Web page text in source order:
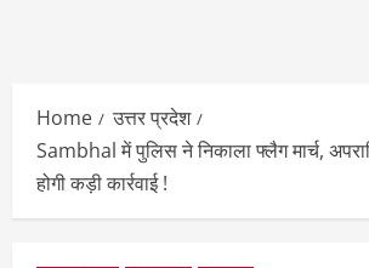
Home
उत्तर प्रदेश
Sambhal में पुलिस ने निकाला फ्लैग मार्च,
होगी कड़ी कार्रवाई !